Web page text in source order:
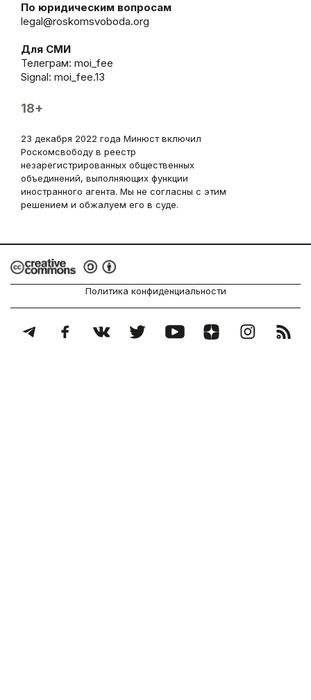
По юридическим вопросам
legal@roskomsvoboda.org
Для СМИ
Телеграм: moi_fee
Signal: moi_fee.13
18+
23 декабря 2022 года Минюст включил
Роскомсвободу в реестр
незарегистрированных общественных
объединений, выполняющих функции
иностранного агента. Мы не согласны с этим
решением и обжалуем его в суде.
Политика конфиденциальности